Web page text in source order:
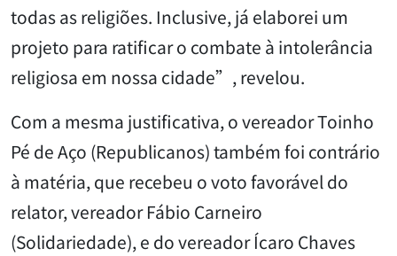
todas as religiões. Inclusive, já elaborei um
projeto para ratificar o combate à intolerância
religiosa em nossa cidade”, revelou.
Com a mesma justificativa, o vereador Toinho
Pé de Aço (Republicanos) também foi contrário
à matéria, que recebeu o voto favorável do
relator, vereador Fábio Carneiro
(Solidariedade), e do vereador Ícaro Chaves